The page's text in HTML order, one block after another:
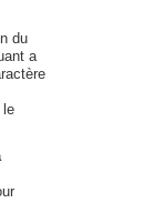
du
a
le